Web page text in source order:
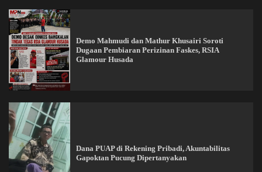
Demo Mahmudi dan Mathur Khusairi Soroti
Dugaan Pembiaran Perizinan Faskes, RSIA
Glamour Husada
Dana PUAP di Rekening Pribadi, Akuntabilitas
Gapoktan Pucung Dipertanyakan